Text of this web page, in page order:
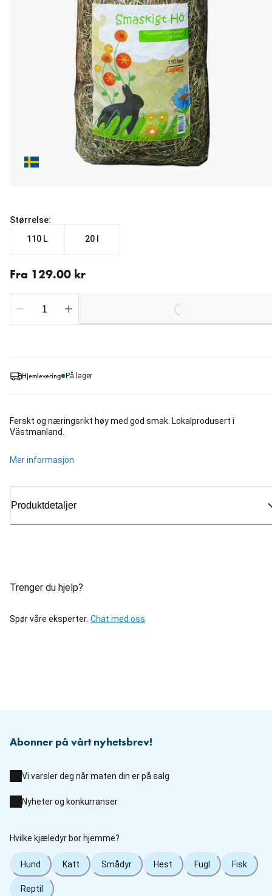
Hjemlevering På lager
Ferskt og næringsrikt høy med god smak. Lokalprodusert i
Västmanland.
Mer informasjon
Produktdetaljer
Trenger du hjelp?
Spør våre eksperter. Chat med oss
Størrelse:
110 L
20 l
Fra 129.00 kr
Loading...
Abonner på vårt nyhetsbrev!
Vi varsler deg når maten din er på salg
Nyheter og konkurranser
Hvilke kjæledyr bor hjemme?
Hund Katt Smådyr Hest Fugl Fisk
Reptil